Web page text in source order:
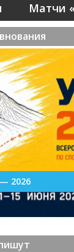
Матчи
2026